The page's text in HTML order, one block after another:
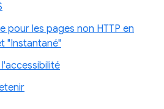
pour les pages non HTTP en
"Instantané"